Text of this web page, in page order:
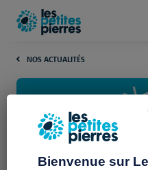
NOS ACTUALITÉS
Bienvenue sur